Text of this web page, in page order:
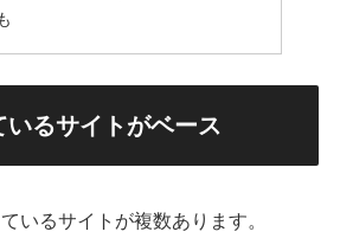
るサイトがベース
いるサイトが複数あります。